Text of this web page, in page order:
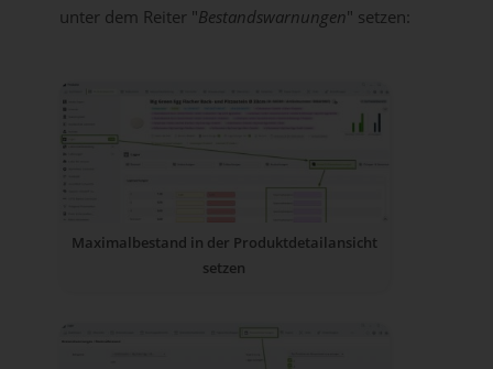
unter dem Reiter "Bestandswarnungen" setzen:
Maximalbestand in der Produktdetailansicht
setzen